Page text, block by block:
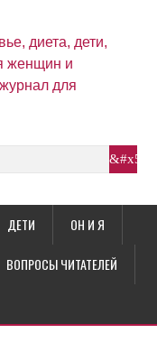
ДЕТИ ОН И Я
ВОПРОСЫ ЧИТАТЕЛЕЙ